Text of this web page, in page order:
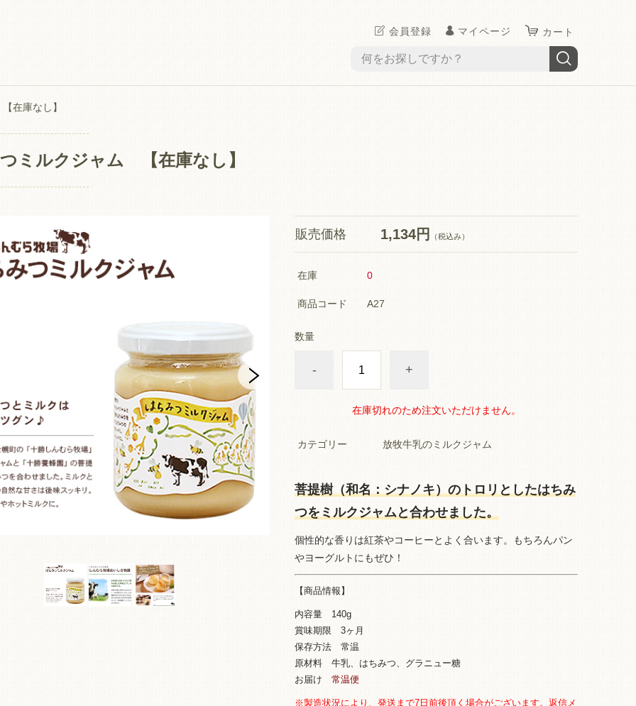
会員登録 マイページ カート
在庫なし】
ミルクジャム 【在庫なし】
販売価格 1,134円 （税込み）
在庫 0
商品コード A27
数量
- +
在庫切れのため注文いただけません。
カテゴリー 放牧牛乳のミルクジャム
菩提樹（和名：シナノキ）のトロリとしたはちみ
つをミルクジャムと合わせました。
個性的な香りは紅茶やコーヒーとよく合います。もちろんパン
やヨーグルトにもぜひ！
【商品情報】
内容量 140g
賞味期限 3ヶ月
保存方法 常温
原材料 牛乳、はちみつ、グラニュー糖
お届け常温便
※製造状況により、発送まで7日前後頂く場合がございます。返信メ